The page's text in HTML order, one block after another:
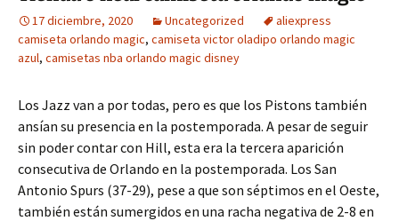
17 diciembre, 2020 Uncategorized
aliexpress
camiseta orlando magic, camiseta victor oladipo orlando magic
azul, camisetas nba orlando magic disney
Los Jazz van a por todas, pero es que los Pistons también
ansían su presencia en la postemporada. A pesar de seguir
sin poder contar con Hill, esta era la tercera aparición
consecutiva de Orlando en la postemporada. Los San
Antonio Spurs (37-29), pese a que son séptimos en el Oeste,
también están sumergidos en una racha negativa de 2-8 en